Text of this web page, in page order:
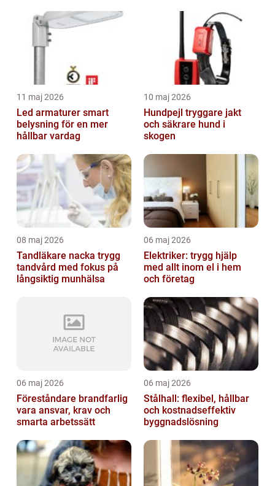
11 maj 2026
Led armaturer smart
belysning för en mer
hållbar vardag
10 maj 2026
Hundpejl tryggare jakt
och säkrare hund i
skogen
08 maj 2026
Tandläkare nacka trygg
tandvård med fokus på
långsiktig munhälsa
06 maj 2026
Elektriker: trygg hjälp
med allt inom el i hem
och företag
06 maj 2026
Föreståndare brandfarlig
vara ansvar, krav och
smarta arbetssätt
06 maj 2026
Stålhall: flexibel, hållbar
och kostnadseffektiv
byggnadslösning